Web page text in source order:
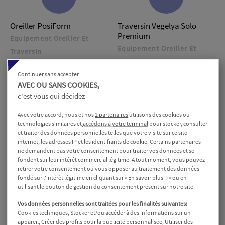
Oreiller PosiForm
Equipement Oreiller Et
Traversin
Prix
110,00 €
Traversin Vegelya Solo
Premium
Equipement Oreiller Et
Traversin
AVEC OU SANS COOKIES,
c'est vous qui décidez
Continuer sans accepter
Avec votre accord, nous et nos2 partenaires utilisons des cookies ou
technologies similaires etaccédons à votre terminal pour stocker, consulter
et traiter des données personnelles telles que votre visite sur ce site
internet, les adresses IP et les identifiants de cookie. Certains partenaires
ne demandent pas votre consentement pour traiter vos données et se
fondent sur leur intérêt commercial légitime. À tout moment, vous pouvez
retirer votre consentement ou vous opposer au traitement des données
fondé sur l'intérêt légitime en cliquant sur « En savoir plus → » ou en
utilisant le bouton de gestion du consentement présent sur notre site.
Vos données personnelles sont traitées pour les finalités suivantes:
Cookies techniques, Stocker et/ou accéder à des informations sur un
appareil, Créer des profils pour la publicité personnalisée, Utiliser des